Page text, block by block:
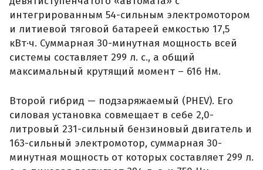
интегрированным 54-сильным электромотором
и литиевой тяговой батареей емкостью 17,5
кВт·ч. Суммарная 30-минутная мощность всей
системы составляет 299 л. с., а общий
максимальный крутящий момент – 616 Нм.
Второй гибрид — подзаряжаемый (PHEV). Его
силовая установка совмещает в себе 2,0-
литровый 231-сильный бензиновый двигатель и
163-сильный электромотор, суммарная 30-
минутная мощность от которых составляет 299 л.